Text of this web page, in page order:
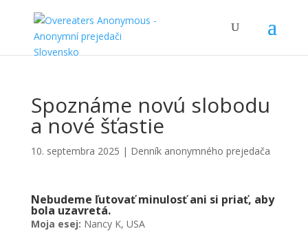
Spoznáme novú slobodu
a nové šťastie
10. septembra 2025 | Denník anonymného prejedača
Nebudeme ľutovať minulosť ani si priať, aby
bola uzavretá.
Moja esej: Nancy K, USA